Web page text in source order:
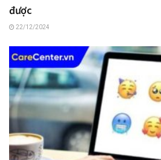
được
22/12/2024